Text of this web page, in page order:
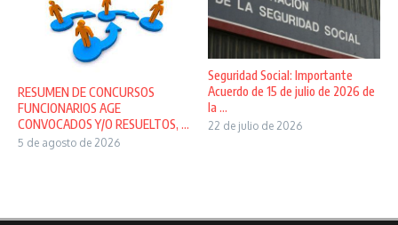
RESUMEN DE CONCURSOS
FUNCIONARIOS AGE
CONVOCADOS Y/O RESUELTOS, ...
5 de agosto de 2026
Seguridad Social: Importante
Acuerdo de 15 de julio de 2026 de
la ...
22 de julio de 2026